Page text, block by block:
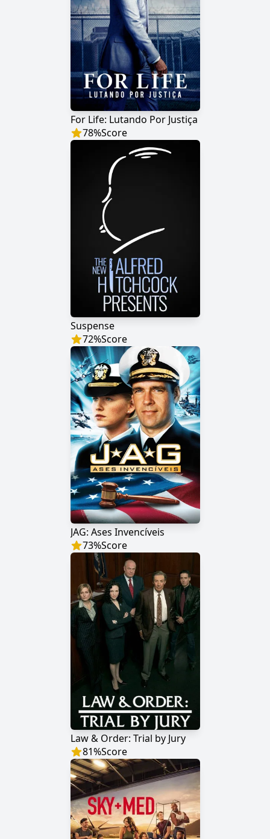
For Life: Lutando Por Justiça
78%Score
Suspense
72%Score
JAG: Ases Invencíveis
73%Score
Law & Order: Trial by Jury
81%Score